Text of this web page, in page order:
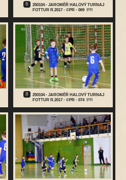
6
250104 - JAROMĚŘ HALOVÝ TURNAJ
FOTTUR R.2017 - ©PR - 069
IPR
8
250104 - JAROMĚŘ HALOVÝ TURNAJ
FOTTUR R.2017 - ©PR - 074
IPR